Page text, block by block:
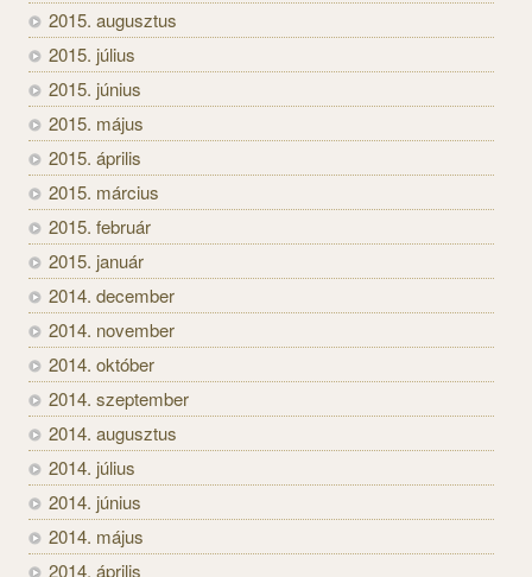
2015. augusztus
2015. július
2015. június
2015. május
2015. április
2015. március
2015. február
2015. január
2014. december
2014. november
2014. október
2014. szeptember
2014. augusztus
2014. július
2014. június
2014. május
2014. április